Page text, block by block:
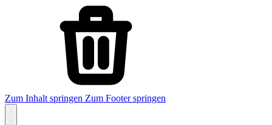
Zum Inhalt springen Zum Footer springen